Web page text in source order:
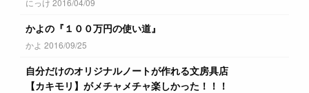
かよの『１００万円の使い道』
かよ 2016/09/25
自分だけのオリジナルノートが作れる文房具店
【カキモリ】がメチャメチャ楽しかった！！！